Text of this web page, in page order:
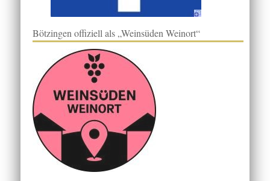
Bötzingen offiziell als „Weinsüden Weinort“